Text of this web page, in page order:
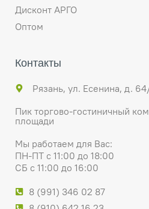
Дисконт АРГО
Оптом
Контакты
Рязань, ул. Есенина, д.
Пик торгово-гостиничный
площади
Мы работаем для Вас:
ПН-ПТ с 11:00 до 18:00
СБ с 11:00 до 16:00
8 (991) 346 02 87